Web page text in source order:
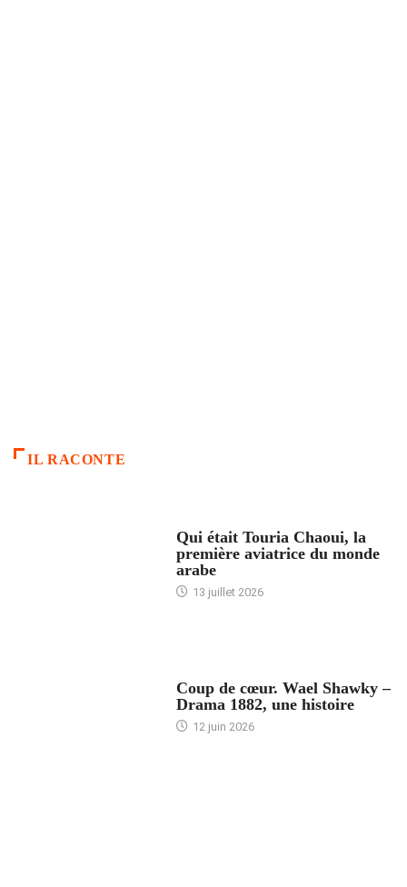
IL RACONTE
Qui était Touria Chaoui, la
première aviatrice du monde
arabe
13 juillet 2026
Coup de cœur. Wael Shawky –
Drama 1882, une histoire
12 juin 2026